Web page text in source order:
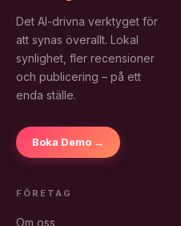
Det AI-drivna verktyget för
att synas överallt. Lokal
synlighet, fler recensioner
och publicering – på ett
enda ställe.
Boka Demo →
FÖRETAG
Om oss